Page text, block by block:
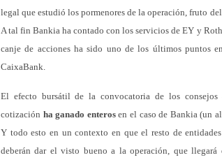
legal que estudió los pormenores de la operación, fruto del
A tal fin Bankia ha contado con los servicios de EY y
canje de acciones ha sido uno de los últimos puntos
CaixaBank.
El efecto bursátil de la convocatoria de los
cotización ha ganado enterosen el caso de Bankia (un
Y todo esto en un contexto en que el resto de
deberán dar el visto bueno a la operación, que